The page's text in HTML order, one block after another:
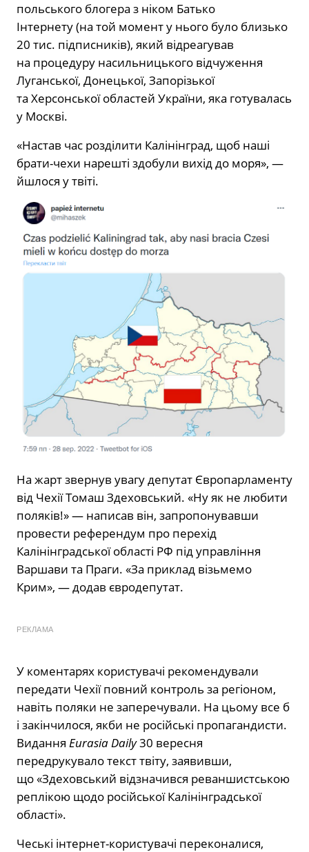
польського блогера з ніком Батько
Інтернету (на той момент у нього було близько
20 тис. підписників), який відреагував
на процедуру насильницького відчуження
Луганської, Донецької, Запорізької
та Херсонської областей України, яка готувалась
у Москві.
«Настав час розділити Калінінград, щоб наші
брати-чехи нарешті здобули вихід до моря», —
йшлося у твіті.
На жарт звернув увагу депутат Європарламенту
від Чехії Томаш Здеховський. «Ну як не любити
поляків!» — написав він, запропонувавши
провести референдум про перехід
Калінінградської області РФ під управління
Варшави та Праги. «За приклад візьмемо
Крим», — додав євродепутат.
РЕКЛАМА
У коментарях користувачі рекомендували
передати Чехії повний контроль за регіоном,
навіть поляки не заперечували. На цьому все б
і закінчилося, якби не російські пропагандисти.
Видання Eurasia Daily30 вересня
передрукувало текст твіту, заявивши,
що «Здеховський відзначився реваншистською
реплікою щодо російської Калінінградської
області».
Чеські інтернет-користувачі переконалися,